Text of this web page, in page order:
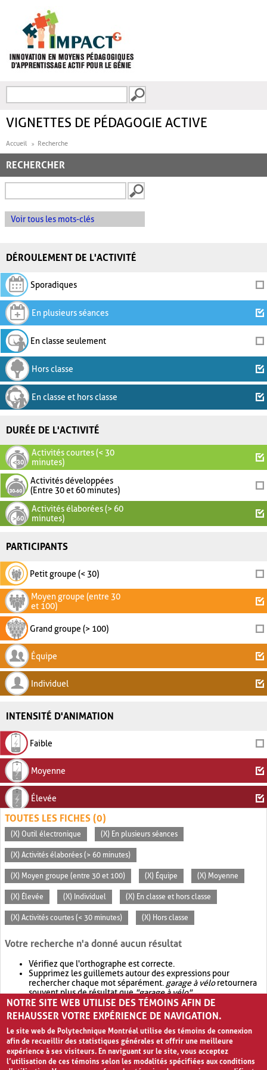
FORMULAIRE DE
VIGNETTES DE PÉDAGOGIE ACTIVE
Accueil Recherche
RECHERCHER
Voir tous les mots-clés
DÉROULEMENT DE L'ACTIVITÉ
Sporadiques
En plusieurs séances
En classe seulement
Hors classe
En classe et hors classe
DURÉE DE L'ACTIVITÉ
Activités courtes (< 30
minutes)
Activités développées
(Entre 30 et 60 minutes)
Activités élaborées (> 60
minutes)
PARTICIPANTS
Petit groupe (< 30)
Moyen groupe (entre 30
et 100)
Grand groupe (> 100)
Équipe
Individuel
INTENSITÉ D'ANIMATION
Faible
Moyenne
Élevée
TOUTES LES FICHES (0)
(X) Outil électronique (X) En plusieurs séances
(X) Activités élaborées (> 60 minutes)
(X) Moyen groupe (entre 30 et 100) (X) Équipe (X) Moyenne
(X) Élevée (X) Individuel (X) En classe et hors classe
(X) Activités courtes (< 30 minutes) (X) Hors classe
Votre recherche n'a donné aucun résultat
Vérifiez que l'orthographe est correcte.
Supprimez les guillemets autour des expressions pour
rechercher chaque mot séparément. garage à véloretournera
souvent plus de résultat que"garage à vélo".
Envisagez d'élargir votre recherche avec OR.garage OR vélo
retournera souvent plus de résultat quegarage à vélo
NOTRE SITE WEB UTILISE DES TÉMOINS AFIN DE
REHAUSSER VOTRE EXPÉRIENCE DE NAVIGATION.
Le site web de Polytechnique Montréal utilise des témoins de connexion
afin de recueillir des statistiques générales et offrir une meilleure
expérience à ses visiteurs. En naviguant sur le site, vous acceptez
l’utilisation de ces témoins selon les modalités spécifiées aux conditions